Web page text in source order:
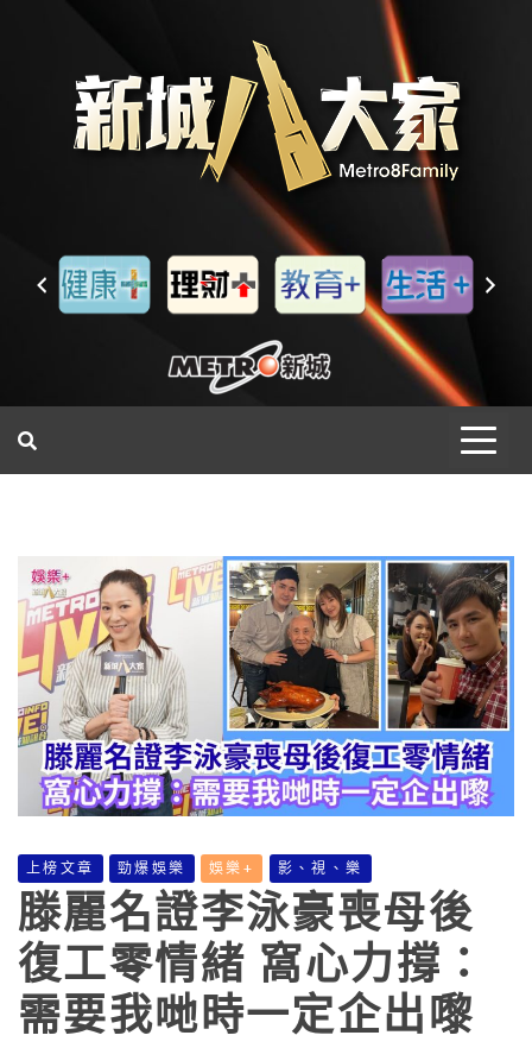
上榜文章 勁爆娛樂 娛樂+ 影、視、樂
滕麗名證李泳豪喪母後
復工零情緒 窩心力撐：
需要我哋時一定企出嚟